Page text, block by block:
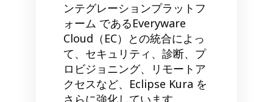
ンテグレーションプラットフ
ォーム であるEveryware
Cloud（EC）との統合によっ
て、セキュリティ、診断、プ
ロビジョニング、リモートア
クセスなど、Eclipse Kura を